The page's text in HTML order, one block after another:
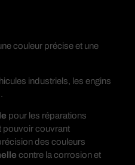
couleur précise et une
industriels, les engins
pour les réparations
pouvoir couvrant
des couleurs
contre la corrosion et